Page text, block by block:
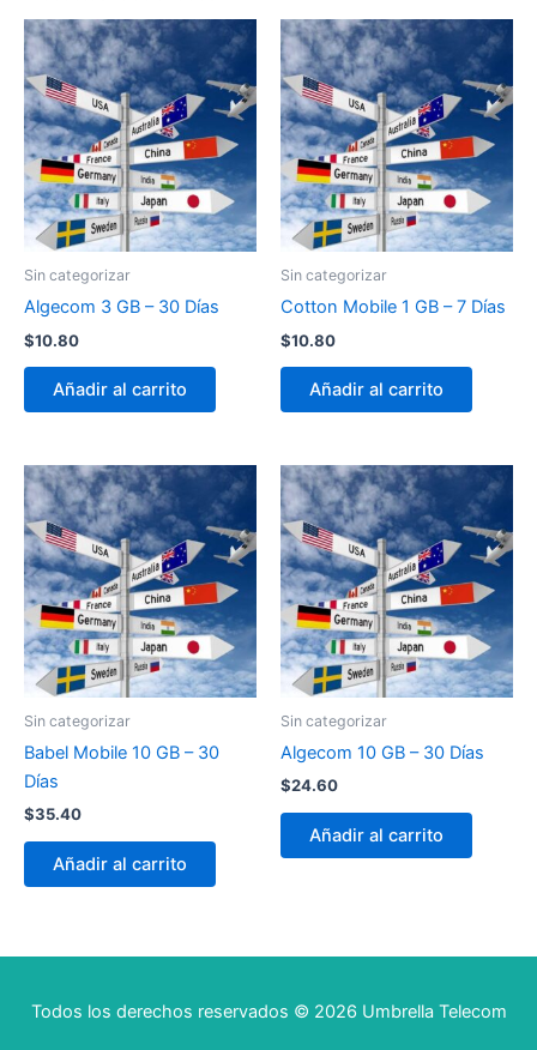
Sin categorizar
Algecom 3 GB – 30 Días
$10.80
Añadir al carrito
Sin categorizar
Cotton Mobile 1 GB – 7 Días
$10.80
Añadir al carrito
Sin categorizar
Babel Mobile 10 GB – 30
Días
$35.40
Añadir al carrito
Sin categorizar
Algecom 10 GB – 30 Días
$24.60
Añadir al carrito
Todos los derechos reservados © 2026 Umbrella Telecom